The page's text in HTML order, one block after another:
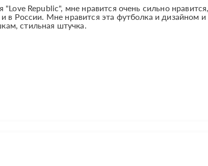
Republic", мне нравится очень сильно
в России. Мне нравится эта футболка и дизайном и
стильная штучка.